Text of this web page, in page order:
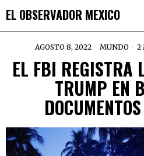
EL OBSERVADOR MEXICO
AGOSTO 8, 2022 MUNDO 2
EL FBI REGISTRA
TRUMP EN